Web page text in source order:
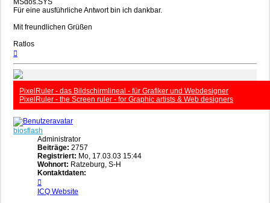
MSdos.SYS
Für eine ausführliche Antwort bin ich dankbar.
Mit freundlichen Grüßen
Ratlos
PixelRuler - das Bildschirmlineal - für Grafiker und Webdesigner
PixelRuler - the Screen ruler - for Graphic artists & Web designers
biosflash
Administrator
Beiträge: 2757
Registriert: Mo, 17.03.03 15:44
Wohnort: Ratzeburg, S-H
Kontaktdaten:
von
biosflash
ICQ Website